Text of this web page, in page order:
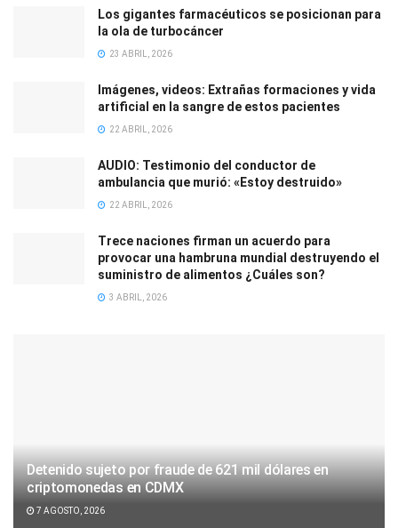
Los gigantes farmacéuticos se posicionan para
la ola de turbocáncer
23 ABRIL, 2026
Imágenes, videos: Extrañas formaciones y vida
artificial en la sangre de estos pacientes
22 ABRIL, 2026
AUDIO: Testimonio del conductor de
ambulancia que murió: «Estoy destruido»
22 ABRIL, 2026
Trece naciones firman un acuerdo para
provocar una hambruna mundial destruyendo el
suministro de alimentos ¿Cuáles son?
3 ABRIL, 2026
Detenido sujeto por fraude de 621 mil dólares en
criptomonedas en CDMX
7 AGOSTO, 2026